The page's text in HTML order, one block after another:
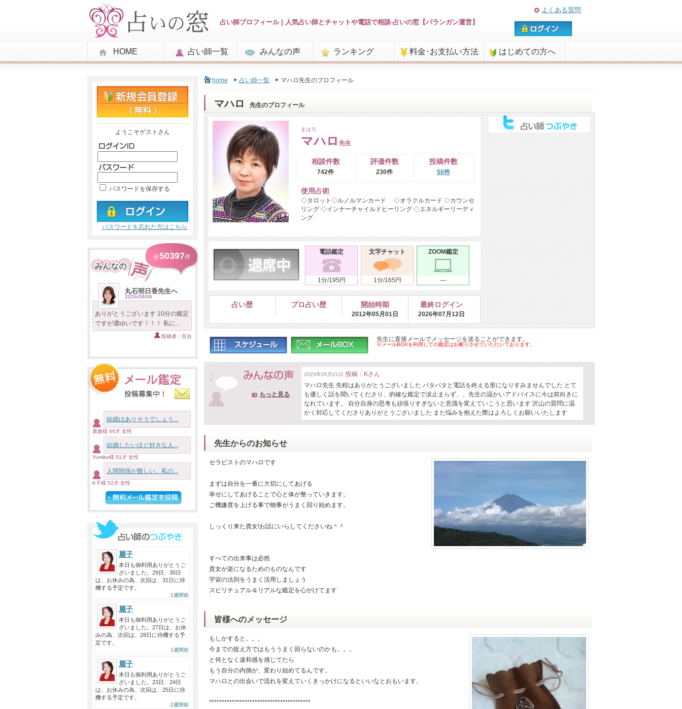
占い師プロフィール | 人気占い師とチャットや電話で相談-占いの窓【バランガン運営】
よくある質問
HOME 占い師一覧 みんなの声 ランキング 料金･お支払い方法 はじめての方へ
ようこそゲストさん
パスワードを保存する
パスワードを忘れた方はこちら
全50397件
丸石明日香先生へ
2026/08/06
ありがとうございます 10分の鑑定
ですが濃ゆいです！！！ 私に...
投稿者：百合
結婚はありそうでしょう...
貴族様 46才 女性
結婚したいほど好きな人...
Yumiko様 51才 女性
人間関係が難しい。私の...
K子様 52才 女性
麗子
本日も御利用ありがとうご
ざいました。29日、30日
は、お休みの為、次回は、31日に待
機する予定です。
1週間前
麗子
本日も御利用ありがとうご
ざいました。27日は、お休
みの為、次回は、28日に待機する予
定です。
1週間前
麗子
本日も御利用ありがとうご
ざいました。23日、24日
は、お休みの為、次回は、25日に待
機する予定です。
2週間前
home 占い師一覧 マハロ先生のプロフィール
マハロ 先生のプロフィール
まはろ
マハロ 先生
相談件数
742件
評価件数
230件
投稿件数
50件
使用占術
◇タロット◇ルノルマンカード ◇オラクルカード ◇カウンセ
リング ◇インナーチャイルドヒーリング ◇エネルギーリーディ
ング
電話鑑定
1分/195円
文字チャット
1分/165円
ZOOM鑑定
―
占い歴 プロ占い歴 開始時期
2012年05月01日
最終ログイン
2026年07月12日
先生に直接メールでメッセージを送ることができます。
※メールBOXを利用しての鑑定はお断りさせていただいております。
もっと見る
2025年05月21日 投稿：Kさん
マハロ先生 先程はありがとうございました バタバタと電話を終える形になりすみませんでした とて
も優しく話を聞いてくださり、的確な鑑定で涙止まらず、、先生の温かいアドバイスに今は前向きに
なれています。 自分自身の思考も頑張りすぎないと意識を変えていこうと思います 沢山の質問に温
かく対応してくださりありがとうございました また悩みを抱えた際はよろしくお願いいたします
先生からのお知らせ
セラピストのマハロです
まずは自分を一番に大切にしてあげる
幸せにしてあげることで心と体が整っていきます。
ご機嫌度を上げる事で物事がうまく回り始めます。
しっくり来た貴女!お話にいらしてくださいね＾＾
すべての出来事は必然
貴女が楽になるためのものなんです
宇宙の法則をうまく活用しましょう
スピリチュアル＆リアルな鑑定を心がけてます
皆様へのメッセージ
もしかすると。。。
今までの捉え方ではもううまく回らないのかも。。。
と何となく違和感を感じてたら
もう自分の内側が、変わり始めてるんです。
マハロとの出会いで流れを変えていくきっかけになるといいなとおもいます。
****************************************